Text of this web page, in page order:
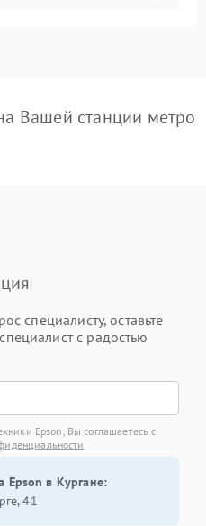
Вашей станции метро
специалисту, оставьте
с радостью
Epson, Вы соглашаетесь с
Epson в Кургане:
41